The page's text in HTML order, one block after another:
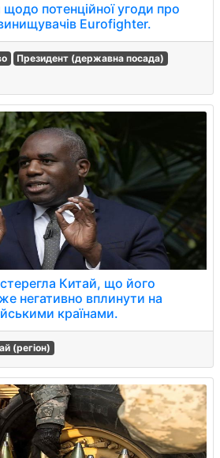
потенційної угоди про
Eurofighter.
Президент (державна посада)
Китай, що його
негативно вплинути на
країнами.
(регіон)